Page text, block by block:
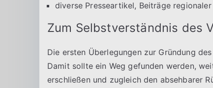
diverse Presseartikel, Beiträge
Zum Selbstverständnis des
Die ersten Überlegungen zur Gründung
Damit sollte ein Weg gefunden werden,
erschließen und zugleich den absehbarer